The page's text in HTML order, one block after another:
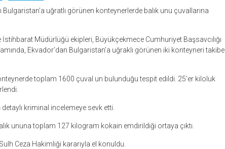
Bulgaristan’a uğratlı görünen konteynerlerde balık unu çuvallarına
Müdürlüğü ekipleri, Büyükçekmece Cumhuriyet Başsavcılığı
Ekvador’dan Bulgaristan’a uğraklı görünen iki konteyneri takibe
toplam 1600 çuval un bulunduğu tespit edildi. 25’er kiloluk
kriminal incelemeye sevk etti.
ununa toplam 127 kilogram kokain emdirildiği ortaya çıktı.
Ceza Hakimliği kararıyla el konuldu.